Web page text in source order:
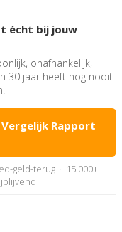
écht bij jouw
onafhankelijk,
30 jaar heeft nog nooit
Rapport
geld-terug · 15.000+